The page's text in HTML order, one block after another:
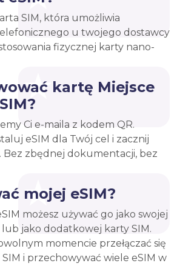
SIM, która umożliwia
u twojego dostawcy
fizycznej karty nano-
kartę Miejsce
Ci e-maila z kodem QR.
eSIM dla Twój cel i zacznij
Bez zbędnej dokumentacji, bez
mojej eSIM?
możesz używać go jako swojej
lub jako dodatkowej karty SIM.
momencie przełączać się
i przechowywać wiele eSIM w